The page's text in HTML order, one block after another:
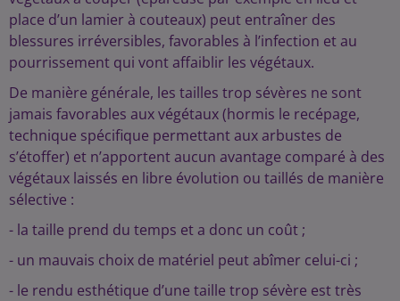
place d’un lamier à couteaux) peut entraîner des
blessures irréversibles, favorables à l’infection et au
pourrissement qui vont affaiblir les végétaux.
De manière générale, les tailles trop sévères ne sont
jamais favorables aux végétaux (hormis le recépage,
technique spécifique permettant aux arbustes de
s’étoffer) et n’apportent aucun avantage comparé à des
végétaux laissés en libre évolution ou taillés de manière
sélective :
- la taille prend du temps et a donc un coût ;
- un mauvais choix de matériel peut abîmer celui-ci ;
- le rendu esthétique d’une taille trop sévère est très